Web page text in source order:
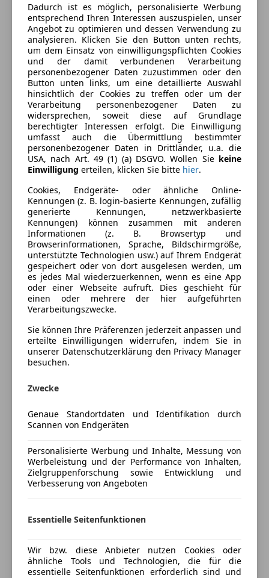
Energieverbrauch
Schadstoffklasse
Euro 4
Kraftstoff
Benzin
Kraftstoffverbrauch
7,30 l/100 km (komb.)
Ausstattung
Komfort
Armlehne
Elektrische Fensterheber
Elektrische Seitenspiegel
Klimaautomatik
Multifunktionslenkrad
Unterhaltung/Media
Radio
ABS
ESP
Fahrerairbag
Mehr anzeigen
Farbe und Innenausstattung
Farbe der
Innenausstattung Stoff
Liebhaberauto: Garagengepflegt, mit Pickerl, Top
Dadurch ist es möglich, personalisierte Werbung
entsprechend Ihren Interessen auszuspielen, unser
Angebot zu optimieren und dessen Verwendung zu
analysieren. Klicken Sie den Button unten rechts,
um dem Einsatz von einwilligungspflichten Cookies
und der damit verbundenen Verarbeitung
personenbezogener Daten zuzustimmen oder den
Button unten links, um eine detaillierte Auswahl
hinsichtlich der Cookies zu treffen oder um der
Verarbeitung personenbezogener Daten zu
widersprechen, soweit diese auf Grundlage
berechtigter Interessen erfolgt. Die Einwilligung
umfasst auch die Übermittlung bestimmter
personenbezogener Daten in Drittländer, u.a. die
USA, nach Art. 49 (1) (a) DSGVO. Wollen Sie keine
Einwilligung erteilen, klicken Sie bitte hier.
Cookies, Endgeräte- oder ähnliche Online-
Kennungen (z. B. login-basierte Kennungen, zufällig
generierte Kennungen, netzwerkbasierte
Kennungen) können zusammen mit anderen
Informationen (z. B. Browsertyp und
Browserinformationen, Sprache, Bildschirmgröße,
unterstützte Technologien usw.) auf Ihrem Endgerät
gespeichert oder von dort ausgelesen werden, um
es jedes Mal wiederzuerkennen, wenn es eine App
oder einer Webseite aufruft. Dies geschieht für
einen oder mehrere der hier aufgeführten
Verarbeitungszwecke.
Sie können Ihre Präferenzen jederzeit anpassen und
erteilte Einwilligungen widerrufen, indem Sie in
unserer Datenschutzerklärung den Privacy Manager
besuchen.
Zwecke
Genaue Standortdaten und Identifikation durch
Scannen von Endgeräten
Personalisierte Werbung und Inhalte, Messung von
Werbeleistung und der Performance von Inhalten,
Zielgruppenforschung sowie Entwicklung und
Verbesserung von Angeboten
Essentielle Seitenfunktionen
Wir bzw. diese Anbieter nutzen Cookies oder
ähnliche Tools und Technologien, die für die
essentielle Seitenfunktionen erforderlich sind und